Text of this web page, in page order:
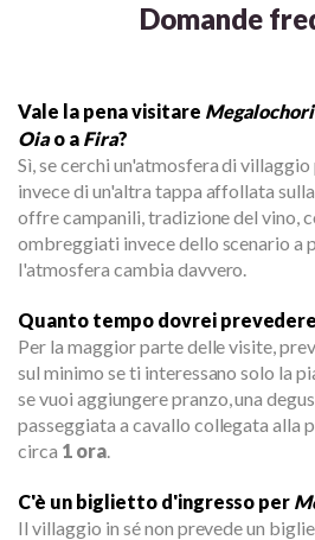
Domande
Vale la pena visitare Megalochori
Oiao a Fira?
Sì, se cerchi un'atmosfera di
invece di un'altra tappa affollata sulla
offre campanili, tradizione del vino,
ombreggiati invece dello scenario a
l'atmosfera cambia davvero.
Quanto tempo dovrei
Per la maggior parte delle visite,
sul minimo se ti interessano solo la
se vuoi aggiungere pranzo, una
passeggiata a cavallo collegata alla
circa 1 ora.
C'è un biglietto d'ingresso per
Il villaggio in sé non prevede un